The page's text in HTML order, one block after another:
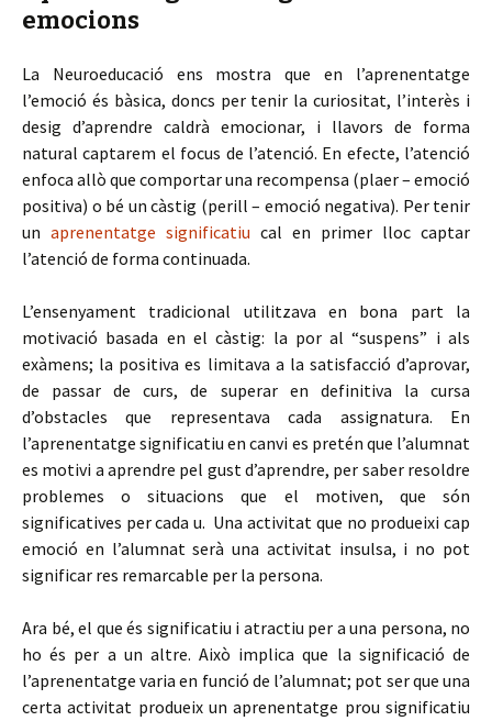
emocions
La Neuroeducació ens mostra que en l’aprenentatge
l’emoció és bàsica, doncs per tenir la curiositat, l’interès i
desig d’aprendre caldrà emocionar, i llavors de forma
natural captarem el focus de l’atenció. En efecte, l’atenció
enfoca allò que comportar una recompensa (plaer – emoció
positiva) o bé un càstig (perill – emoció negativa). Per tenir
un aprenentatge significatiu cal en primer lloc captar
l’atenció de forma continuada.
L’ensenyament tradicional utilitzava en bona part la
motivació basada en el càstig: la por al “suspens” i als
exàmens; la positiva es limitava a la satisfacció d’aprovar,
de passar de curs, de superar en definitiva la cursa
d’obstacles que representava cada assignatura. En
l’aprenentatge significatiu en canvi es pretén que l’alumnat
es motivi a aprendre pel gust d’aprendre, per saber resoldre
problemes o situacions que el motiven, que són
significatives per cada u. Una activitat que no produeixi cap
emoció en l’alumnat serà una activitat insulsa, i no pot
significar res remarcable per la persona.
Ara bé, el que és significatiu i atractiu per a una persona, no
ho és per a un altre. Això implica que la significació de
l’aprenentatge varia en funció de l’alumnat; pot ser que una
certa activitat produeix un aprenentatge prou significatiu